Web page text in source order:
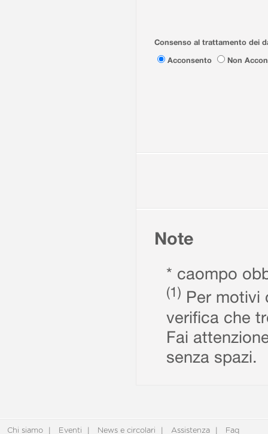
Consenso al trattamento dei
Acconsento
Non
Note
* caompo
(1) Per motivi
verifica che
Fai
senza spazi.
Chi siamo Eventi News e circolari Assistenza Faq